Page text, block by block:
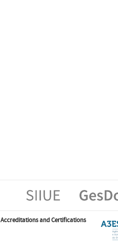
Accreditations and Certifications